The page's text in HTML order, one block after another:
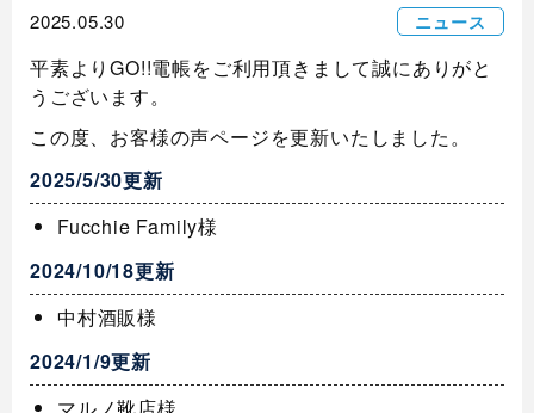
2025.05.30 ニュース
平素よりGO!!電帳をご利用頂きまして誠にありがと
うございます。
この度、お客様の声ページを更新いたしました。
2025/5/30更新
Fucchie Family様
2024/10/18更新
中村酒販様
2024/1/9更新